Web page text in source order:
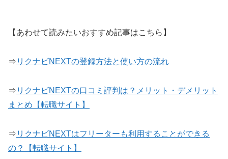
【あわせて読みたいおすすめ記事はこちら】
⇒ リクナビNEXTの登録方法と使い方の流れ
⇒ リクナビNEXTの口コミ評判は？メリット・デメリット
まとめ【転職サイト】
⇒ リクナビNEXTはフリーターも利用することができる
の？【転職サイト】